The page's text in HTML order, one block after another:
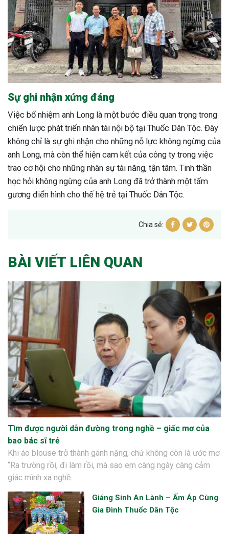
Sự ghi nhận xứng đáng
Việc bổ nhiệm anh Long là một bước điều quan trọng trong
chiến lược phát triển nhân tài nội bộ tại Thuốc Dân Tộc. Đây
không chỉ là sự ghi nhận cho những nỗ lực không ngừng của
anh Long, mà còn thể hiện cam kết của công ty trong việc
trao cơ hội cho những nhân sự tài năng, tận tâm. Tinh thần
học hỏi không ngừng của anh Long đã trở thành một tấm
gương điển hình cho thế hệ trẻ tại Thuốc Dân Tộc.
Chia sẻ:
BÀI VIẾT LIÊN QUAN
Tìm được người dẫn đường trong nghề – giấc mơ của
bao bác sĩ trẻ
Khi áo blouse trở thành gánh nặng, chứ không còn là ước mơ
“Ra trường rồi, đi làm rồi, mà sao em càng ngày càng cảm
giác mình xa nghề…
Giáng Sinh An Lành – Ấm Áp Cùng
Gia Đình Thuốc Dân Tộc